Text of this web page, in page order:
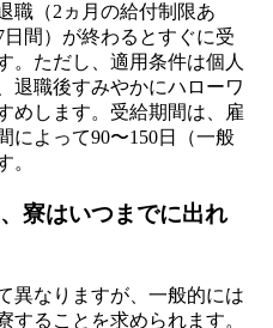
職（2ヵ月の給付制限あ
間）が終わるとすぐに受
。ただし、適用条件は個人
退職後すみやかにハローワ
めします。受給期間は、雇
によって90〜150日（一般
。
寮はいつまでに出れ
異なりますが、一般的には
することを求められます。